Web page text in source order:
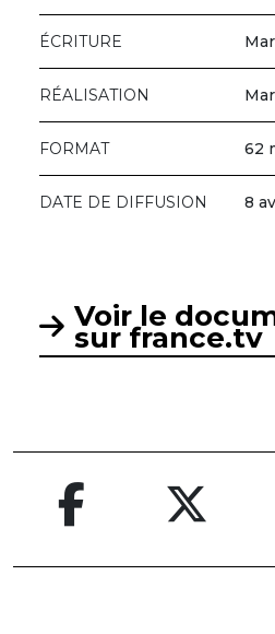
ÉCRITURE
RÉALISATION
FORMAT 62
DATE DE DIFFUSION 8
Voir le
sur france.tv